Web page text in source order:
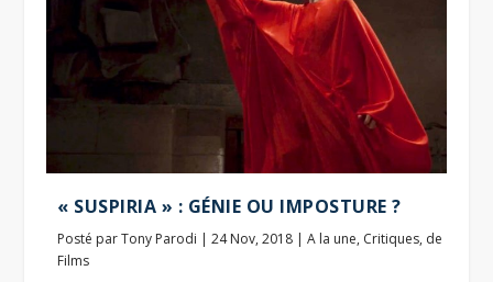
« SUSPIRIA » : GÉNIE OU IMPOSTURE ?
Posté parTony Parodi |24 Nov, 2018 |A la une, Critiques, de
Films